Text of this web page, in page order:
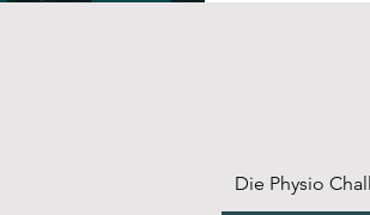
Die Physio